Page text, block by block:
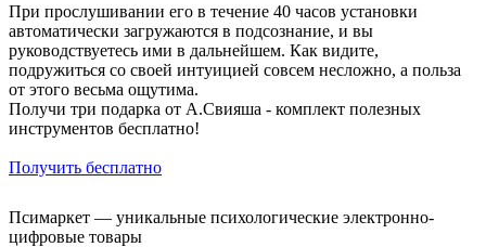
При прослушивании его в течение 40 часов установки
автоматически загружаются в подсознание, и вы
руководствуетесь ими в дальнейшем. Как видите,
подружиться со своей интуицией совсем несложно, а польза
от этого весьма ощутима.
Получи три подарка от А.Свияша - комплект полезных
инструментов бесплатно!
Получить бесплатно
Псимаркет — уникальные психологические электронно-
цифровые товары